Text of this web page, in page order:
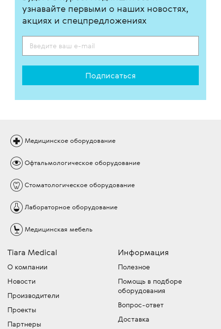
узнавайте первыми о наших новостях,
акциях и спецпредложениях
Подписаться
Медицинское оборудование
Офтальмологическое оборудование
Стоматологическое оборудование
Лабораторное оборудование
Медицинская мебель
Tiara Medical
О компании
Новости
Производители
Проекты
Партнеры
Информация
Полезное
Помощь в подборе
оборудования
Вопрос-ответ
Доставка